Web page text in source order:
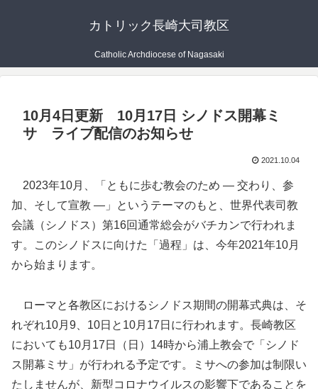
カトリック長崎大司教区
Catholic Archdiocese of Nagasaki
10月4日更新 10月17日 シノドス開幕ミ
サ ライブ配信のお知らせ
2021.10.04
2023年10月、「ともに歩む教会のため ― 交わり、参
加、そして宣教 ―」というテーマのもと、世界代表司教
会議（シノドス）第16回通常総会がバチカンで行われま
す。このシノドスに向けた「過程」は、今年2021年10月
から始まります。
ローマと各教区におけるシノドス期間の開幕式典は、そ
れぞれ10月9、10日と10月17日に行われます。長崎教区
においても10月17日（日）14時から浦上教会で「シノド
ス開幕ミサ」が行われる予定です。ミサへの参加は制限い
たしませんが、新型コロナウイルスの影響下であることを